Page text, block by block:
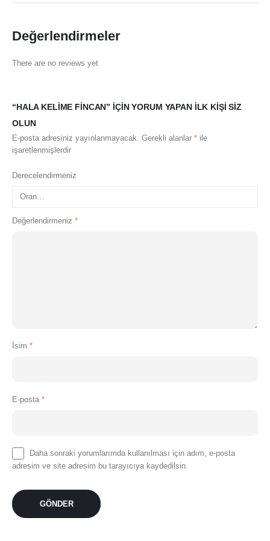
Değerlendirmeler
There are no reviews yet
“HALA KELIME FINCAN” IÇIN YORUM YAPAN ILK KIŞI SIZ
OLUN
E-posta adresiniz yayınlanmayacak. Gerekli alanlar * ile
işaretlenmişlerdir
Derecelendirmeniz
Değerlendirmeniz *
İsim *
E-posta *
Daha sonraki yorumlarımda kullanılması için adım, e-posta
adresim ve site adresim bu tarayıcıya kaydedilsin.